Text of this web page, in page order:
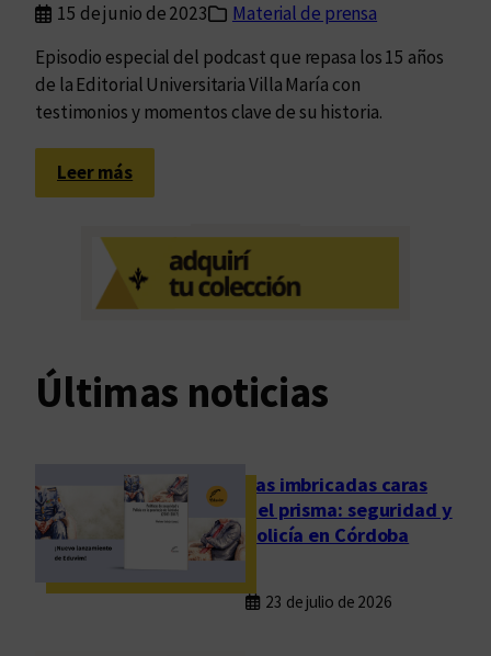
15 de junio de 2023
Material de prensa
Episodio especial del podcast que repasa los 15 años
de la Editorial Universitaria Villa María con
testimonios y momentos clave de su historia.
Leer más:
1
ñ
o
n
m
i
t
Últimas noticias
Las imbricadas caras
del prisma: seguridad y
policía en Córdoba
23 de julio de 2026